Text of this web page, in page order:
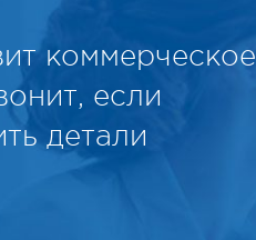
коммерческое
если
детали